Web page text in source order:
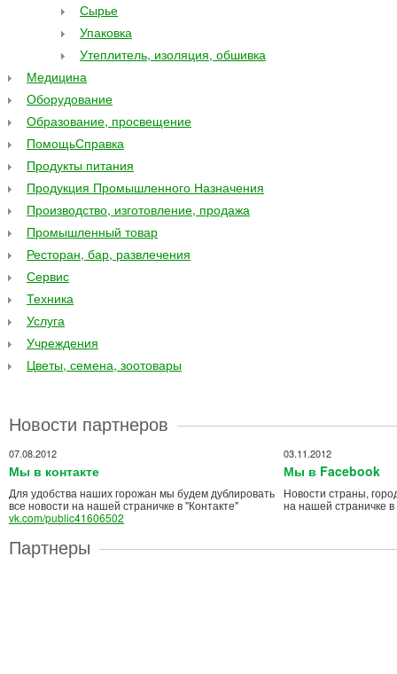
Сырье
Упаковка
Утеплитель, изоляция, обшивка
Медицина
Оборудование
Образование, просвещение
ПомощьСправка
Продукты питания
Продукция Промышленного Назначения
Производство, изготовление, продажа
Промышленный товар
Ресторан, бар, развлечения
Сервис
Техника
Услуга
Учреждения
Цветы, семена, зоотовары
Новости партнеров
07.08.2012
Мы в контакте
Для удобства наших горожан мы будем дублировать
все новости на нашей страничке в "Контакте"
vk.com/public41606502
03.11.2012
Мы в Facebook
Новости страны,
на нашей страничке в
Партнеры